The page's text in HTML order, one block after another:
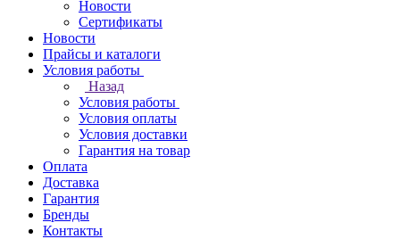
Новости
Сертификаты
Новости
Прайсы и каталоги
Условия работы
Назад
Условия работы
Условия оплаты
Условия доставки
Гарантия на товар
Оплата
Доставка
Гарантия
Бренды
Контакты